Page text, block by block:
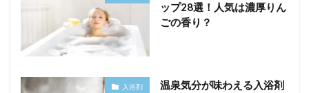
ップ28選！人気は濃厚りん
ごの香り？
入浴剤
温泉気分が味わえる入浴剤